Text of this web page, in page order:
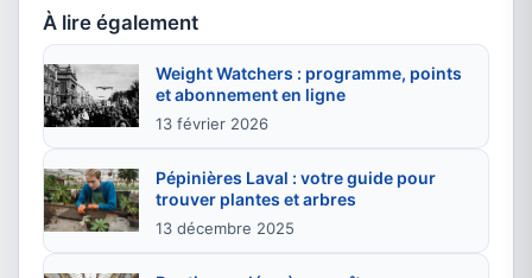
À lire également
Weight Watchers : programme, points
et abonnement en ligne
13 février 2026
Pépinières Laval : votre guide pour
trouver plantes et arbres
13 décembre 2025